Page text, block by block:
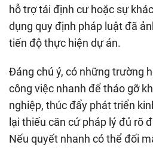
hỗ trợ tái định cư hoặc sự
dụng quy định pháp luật đã
tiến độ thực hiện dự án.
Đáng chú ý, có những trường
công việc nhanh để tháo gỡ
nghiệp, thúc đẩy phát triển
lại thiếu căn cứ pháp lý đủ rõ
Nếu quyết nhanh có thể đối